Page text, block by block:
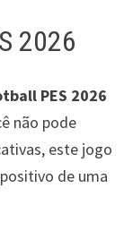
2026
PES 2026
não pode
este jogo
de uma